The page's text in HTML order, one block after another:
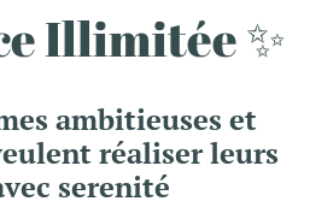
Illimitée ✨
ambitieuses et
réaliser leurs
serenité